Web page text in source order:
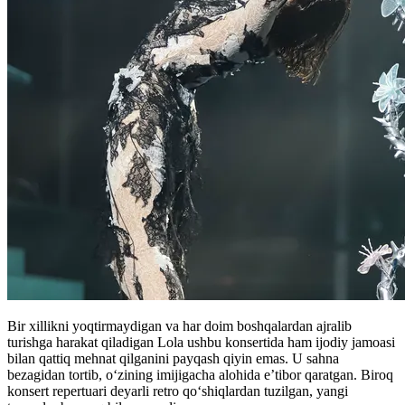
Bir xillikni yoqtirmaydigan va har doim boshqalardan ajralib
turishga harakat qiladigan Lola ushbu konsertida ham ijodiy jamoasi
bilan qattiq mehnat qilganini payqash qiyin emas. U sahna
bezagidan tortib, o‘zining imijigacha alohida e’tibor qaratgan. Biroq
konsert repertuari deyarli retro qo‘shiqlardan tuzilgan, yangi